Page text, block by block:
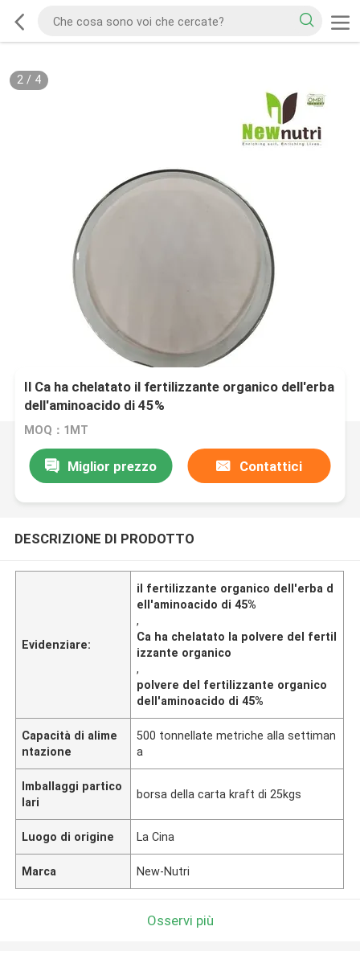
2/ 4
Il Ca ha chelatato il fertilizzante organico dell'erba
dell'aminoacido di 45%
MOQ：1MT
Miglior prezzo Contattici
DESCRIZIONE DI PRODOTTO
Evidenziare:
il fertilizzante organico dell'erba d
ell'aminoacido di 45%
,
Ca ha chelatato la polvere del fertil
izzante organico
,
polvere del fertilizzante organico
dell'aminoacido di 45%
Capacità di alime
ntazione
500 tonnellate metriche alla settiman
a
Imballaggi partico
lari
borsa della carta kraft di 25kgs
Luogo di origine La Cina
Marca New-Nutri
Osservi più